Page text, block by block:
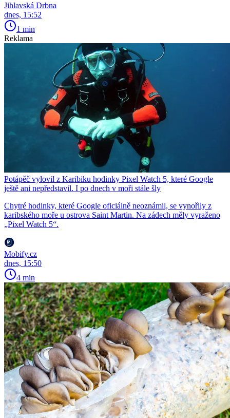
Jihlavská Drbna
dnes, 15:52
1 min
Reklama
Potápěč vylovil z Karibiku hodinky Pixel Watch 5, které Google
ještě ani nepředstavil. I po dnech v moři stále šly
Chytré hodinky, které Google oficiálně neoznámil, se vynořily z
karibského moře u ostrova Saint Martin. Na zádech měly vyraženo
„Pixel Watch 5“.
Mobify.cz
dnes, 15:50
4 min